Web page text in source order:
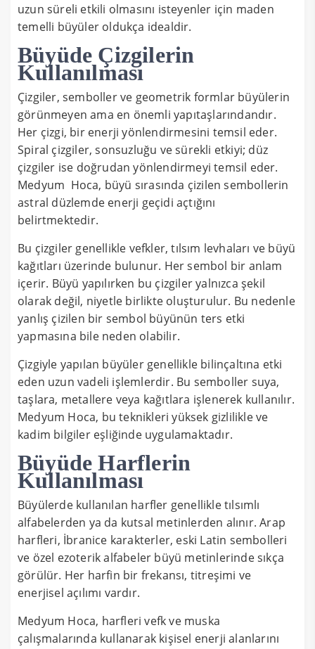
uzun süreli etkili olmasını isteyenler için maden
temelli büyüler oldukça idealdir.
Büyüde Çizgilerin
Kullanılması
Çizgiler, semboller ve geometrik formlar büyülerin
görünmeyen ama en önemli yapıtaşlarındandır.
Her çizgi, bir enerji yönlendirmesini temsil eder.
Spiral çizgiler, sonsuzluğu ve sürekli etkiyi; düz
çizgiler ise doğrudan yönlendirmeyi temsil eder.
Medyum Hoca, büyü sırasında çizilen sembollerin
astral düzlemde enerji geçidi açtığını
belirtmektedir.
Bu çizgiler genellikle vefkler, tılsım levhaları ve büyü
kağıtları üzerinde bulunur. Her sembol bir anlam
içerir. Büyü yapılırken bu çizgiler yalnızca şekil
olarak değil, niyetle birlikte oluşturulur. Bu nedenle
yanlış çizilen bir sembol büyünün ters etki
yapmasına bile neden olabilir.
Çizgiyle yapılan büyüler genellikle bilinçaltına etki
eden uzun vadeli işlemlerdir. Bu semboller suya,
taşlara, metallere veya kağıtlara işlenerek kullanılır.
Medyum Hoca, bu teknikleri yüksek gizlilikle ve
kadim bilgiler eşliğinde uygulamaktadır.
Büyüde Harflerin
Kullanılması
Büyülerde kullanılan harfler genellikle tılsımlı
alfabelerden ya da kutsal metinlerden alınır. Arap
harfleri, İbranice karakterler, eski Latin sembolleri
ve özel ezoterik alfabeler büyü metinlerinde sıkça
görülür. Her harfin bir frekansı, titreşimi ve
enerjisel açılımı vardır.
Medyum Hoca, harfleri vefk ve muska
çalışmalarında kullanarak kişisel enerji alanlarını